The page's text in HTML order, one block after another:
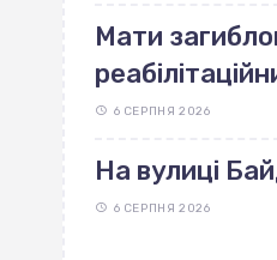
Мати
6 СЕРПНЯ 2026
На вулиці
6 СЕРПНЯ 2026